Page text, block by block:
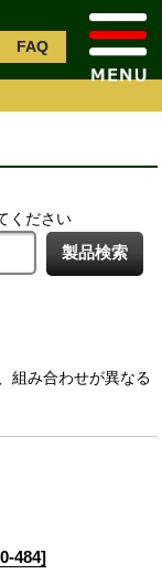
FAQ
484]
ください
組み合わせが異なる